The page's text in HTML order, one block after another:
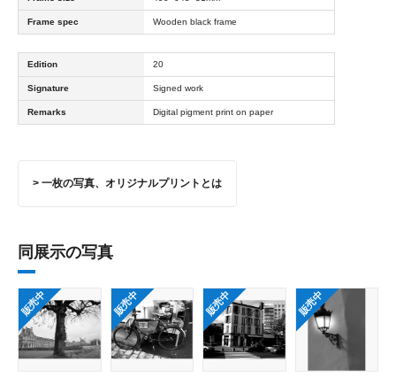
Frame spec Wooden black frame
Edition 20
Signature Signed work
Remarks Digital pigment print on paper
> 一枚の写真、オリジナルプリントとは
同展示の写真
販売中 販売中 販売中 販売中